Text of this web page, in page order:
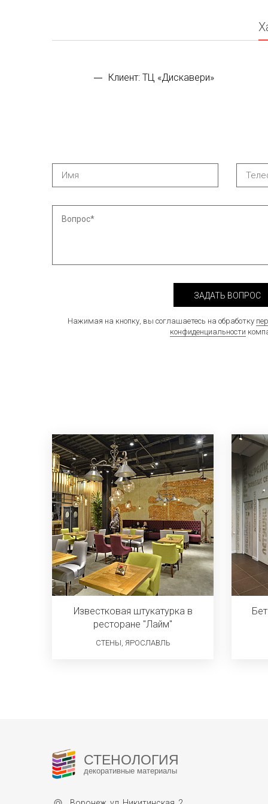
Клиент: ТЦ «Дискавери»
ЗАДАТЬ ВОПРОС
Нажимая на кнопку, вы соглашаетесь на обработку
конфиденциальности
Известковая штукатурка в
ресторане "Лайм"
СТЕНЫ, ЯРОСЛАВЛЬ
СТЕНОЛОГИЯ
декоративные материалы